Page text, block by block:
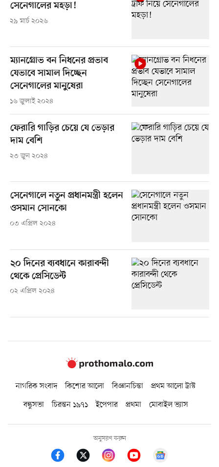
সেনেগালের মহড়া!
২৯ মার্চ ২০২৬
ম্যানগ্রোভ বন নিধনের প্রভাব
যেভাবে সামাল দিচ্ছেন
সেনেগালের মানুষেরা
১৬ জুলাই ২০২৪
ফেরারি গাড়ির চেয়ে যে ভেড়ার
দাম বেশি
২৩ জুন ২০২৪
সেনেগালে নতুন প্রধানমন্ত্রী হলেন
ওসমান সোনকো
০৩ এপ্রিল ২০২৪
২০ দিনের ব্যবধানে কারাবন্দী
থেকে প্রেসিডেন্ট
০২ এপ্রিল ২০২৪
নাগরিক সংবাদ কিশোর আলো বিজ্ঞানচিন্তা
প্রথম আলো ট্রাস্ট
বন্ধুসভা
চিরন্তন ১৯৭১ ইপেপার প্রথমা মোবাইল ভ্যাস
অনুসরণ করুন